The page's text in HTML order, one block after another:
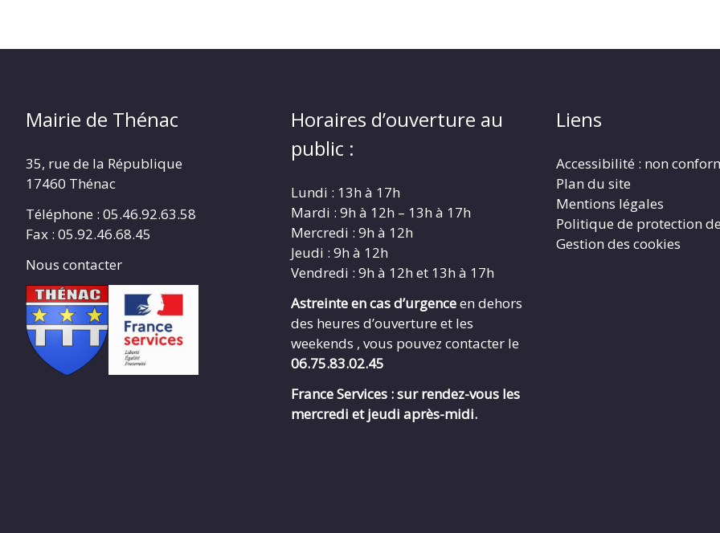
Mairie de Thénac
35, rue de la République
17460 Thénac
Téléphone : 05.46.92.63.58
Fax : 05.92.46.68.45
Nous contacter
Horaires d’ouverture au
public :
Lundi : 13h à 17h
Mardi : 9h à 12h – 13h à 17h
Mercredi : 9h à 12h
Jeudi : 9h à 12h
Vendredi : 9h à 12h et 13h à 17h
Astreinte en cas d’urgenceen dehors
des heures d’ouverture et les
weekends , vous pouvez contacter le
06.75.83.02.45
France Services : sur rendez-vous les
mercredi et jeudi après-midi.
Liens
Accessibilité : non
Plan du site
Mentions légales
Politique de protection
Gestion des cookies